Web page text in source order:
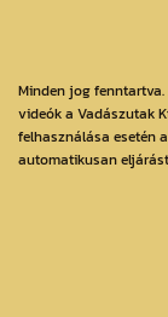
Minden jog
videók a Vadászutak
felhasználása esetén
automatikusan